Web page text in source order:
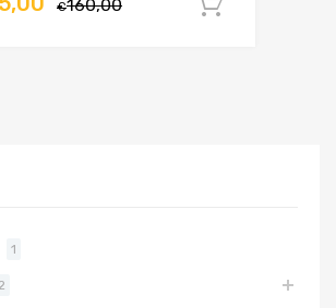
€160,00
1